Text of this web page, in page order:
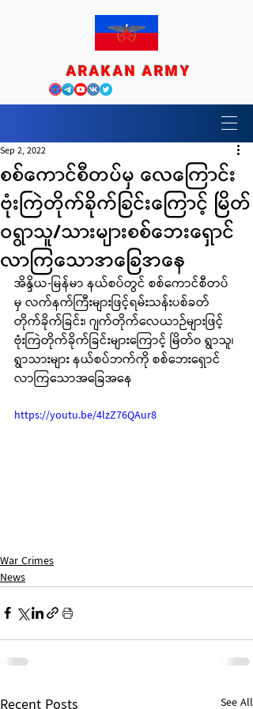
ARAKAN ARMY
စစ်ကောင်စီတပ်မှ လေကြောင်း
ဗုံးကြဲတိုက်ခိုက်ခြင်းကြောင့် မြိတ်
ဝရွာသူ/သားများစစ်ဘေးရှောင်
လာကြသောအခြေအနေ
Sep 2, 2022
အိန္ဒိယ-မြန်မာ နယ်စပ်တွင် စစ်ကောင်စီတပ်
မှ လက်နက်ကြီးများဖြင့်ရမ်းသန်းပစ်ခတ်
တိုက်ခိုက်ခြင်း၊ ဂျက်တိုက်လေယာဉ်များဖြင့်
ဗုံးကြဲတိုက်ခိုက်ခြင်းများကြောင့် မြိတ်ဝ ရွာသူ၊
ရွာသားများ နယ်စပ်ဘက်ကို စစ်ဘေးရှောင်
လာကြသောအခြေအနေ
https://youtu.be/4lzZ76QAur8
War Crimes
News
See All